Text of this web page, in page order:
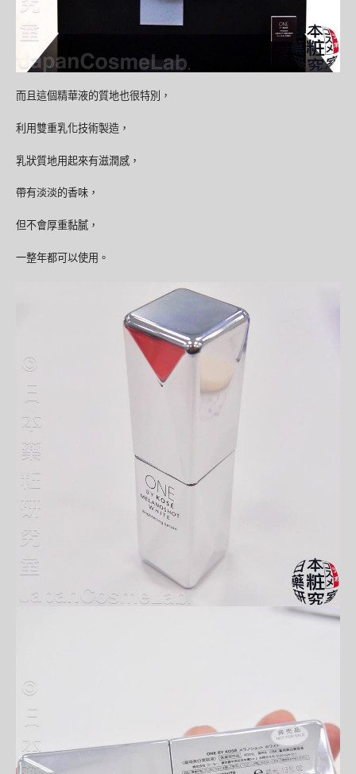
而且這個精華液的質地也很特別，
利用雙重乳化技術製造，
乳狀質地用起來有滋潤感，
帶有淡淡的香味，
但不會厚重黏膩，
一整年都可以使用。